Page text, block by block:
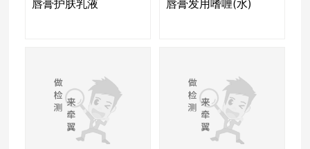
唇膏护肤乳液 唇膏发用嗜喱(水)